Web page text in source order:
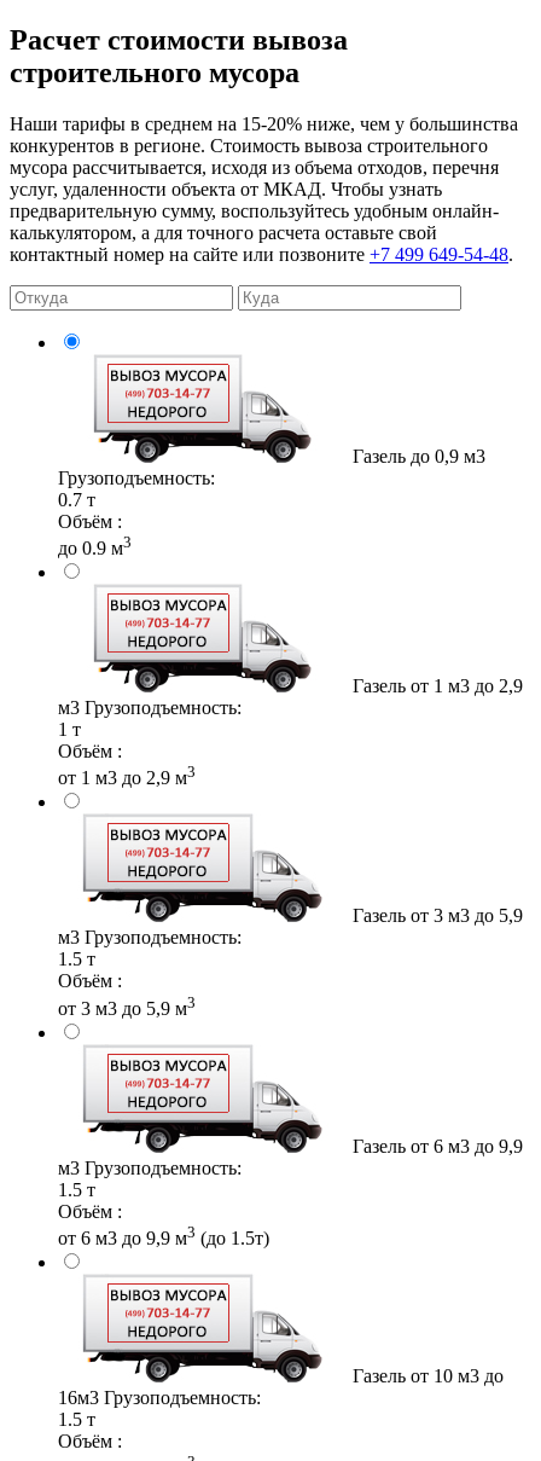
Расчет стоимости вывоза
строительного мусора
Наши тарифы в среднем на 15-20% ниже, чем у большинства
конкурентов в регионе. Стоимость вывоза строительного
мусора рассчитывается, исходя из объема отходов, перечня
услуг, удаленности объекта от МКАД. Чтобы узнать
предварительную сумму, воспользуйтесь удобным онлайн-
калькулятором, а для точного расчета оставьте свой
контактный номер на сайте или позвоните +7 499 649-54-48.
Газель до 0,9 м3
Грузоподъемность:
0.7 т
Объём :
до 0.9 м3
Газель от 1 м3 до 2,9
м3 Грузоподъемность:
1 т
Объём :
от 1 м3 до 2,9 м3
Газель от 3 м3 до 5,9
м3 Грузоподъемность:
1.5 т
Объём :
от 3 м3 до 5,9 м3
Газель от 6 м3 до 9,9
м3 Грузоподъемность:
1.5 т
Объём :
от 6 м3 до 9,9 м3 (до 1.5т)
Газель от 10 м3 до
16м3 Грузоподъемность:
1.5 т
Объём :